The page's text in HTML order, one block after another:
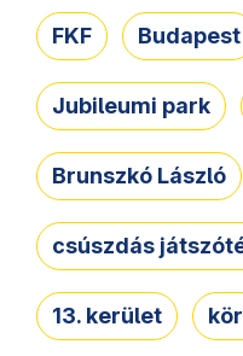
FKF Budapest
Jubileumi park
Brunszkó László
csúszdás
13. kerület